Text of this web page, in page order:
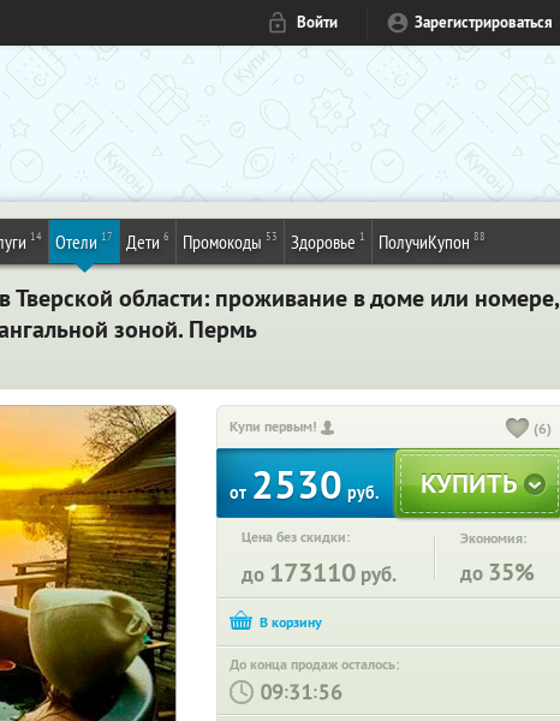
Войти Зарегистрироваться
14 Отели 17 Дети 6 Промокоды 53 Здоровье 1 ПолучиКупон 88
Тверской области: проживание в доме или номере,
зоной. Пермь
Купи первым! (6)
от 2530 руб.
Цена без скидки:
до 173110 руб.
Экономия:
до 35%
До конца продаж осталось:
: :